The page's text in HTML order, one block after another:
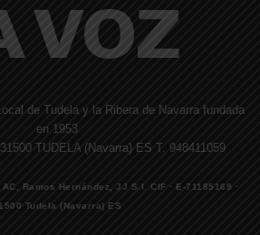
de Tudela y la Ribera de Navarra fundada
en 1953
TUDELA (Navarra) ES T. 948411059
Ramos Hernández, JJ S.I. CIF · E-71185169 ·
Tudela (Navarra) ES